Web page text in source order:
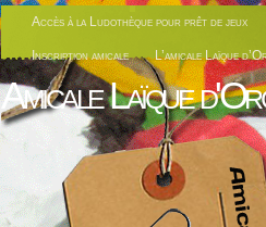
Accès à la Ludothèque pour prêt de jeux
Inscription amicale L’amicale Laïque
Amicale Laïque